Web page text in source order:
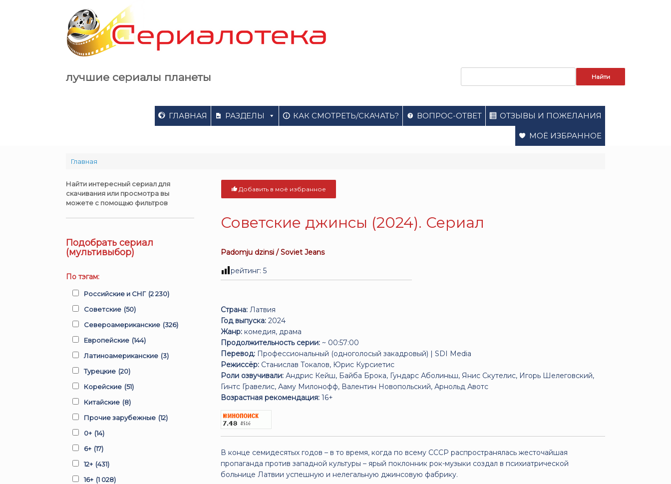
лучшие сериалы планеты
ГЛАВНАЯ РАЗДЕЛЫ КАК СМОТРЕТЬ/СКАЧАТЬ? ВОПРОС-ОТВЕТ ОТЗЫВЫ И ПОЖЕЛАНИЯ
МОЁ ИЗБРАННОЕ
Главная
Добавить в моё избранное
Советские джинсы (2024). Сериал
Padomju dzinsi / Soviet Jeans
рейтинг:5
Страна: Латвия
Год выпуска: 2024
Жанр: комедия, драма
Продолжительность серии: ~ 00:57:00
Перевод: Профессиональный (одноголосый закадровый) | SDI Media
Режиссёр: Станислав Токалов, Юрис Курсиетис
Роли озвучивали: Андрис Кейш, Байба Брока, Гундарс Аболиньш, Янис Скутелис, Игорь Шелеговский,
Гинтс Гравелис, Ааму Милонофф, Валентин Новопольский, Арнольд Авотс
Возрастная рекомендация: 16+
В конце семидесятых годов – в то время, когда по всему СССР распространялась жесточайшая
пропаганда против западной культуры – ярый поклонник рок-музыки создал в психиатрической
больнице Латвии успешную и нелегальную джинсовую фабрику.
Найти интересный сериал для
скачивания или просмотра вы
можете с помощью фильтров
Подобрать сериал
(мультивыбор)
По тэгам:
Российские и СНГ (2 230)
Советские (50)
Североамериканские (326)
Европейские (144)
Латиноамериканские (3)
Турецкие (20)
Корейские (51)
Китайские (8)
Прочие зарубежные (12)
0+ (14)
6+ (17)
12+ (431)
16+ (1 028)